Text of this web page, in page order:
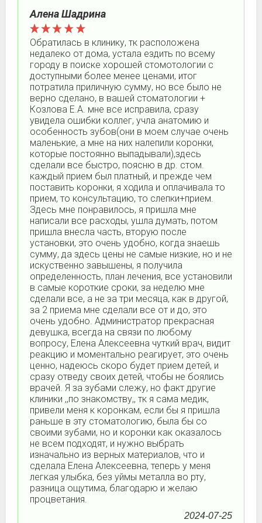
Алена Шадрина
Обратилась в клинику, тк расположена
недалеко от дома, устала ездить по всему
городу в поиске хорошей стомотологии с
доступными более менее ценами, итог
потратила приличную сумму, но все было не
верно сделано, в вашей стоматологии +
Козлова Е.А. мне все исправила, сразу
увидела ошибки коллег, учла анатомию и
особенность зубов(они в моем случае очень
маленькие, а мне на них налепили коронки,
которые постоянно выпадывали),здесь
сделали все быстро, поясню в др. стом.
каждый прием был платный, и прежде чем
поставить коронки, я ходила и оплачивала то
прием, то консультацию, то слепки+прием.
Здесь мне понравилось, я пришла мне
написали все расходы, ушла думать, потом
пришла внесла часть, вторую после
установки, это очень удобно, когда знаешь
сумму, да здесь цены не самые низкие, но и не
искуственно завышены, я получила
определенность, план лечения, все установили
в самые короткие сроки, за неделю мне
сделали все, а не за три месяца, как в другой,
за 2 приема мне сделали все от и до, это
очень удобно. Администратор прекрасная
девушка, всегда на связи по любому
вопросу, Елена Алексеевна чуткий врач, видит
реакцию и моментально реагирует, это очень
ценно, надеюсь скоро будет прием детей, и
сразу отведу своих детей, чтобы не боялись
врачей. Я за зубами слежу, но факт другие
клиники ,,по знакомству,, тк я сама медик,
привели меня к коронкам, если бы я пришла
раньше в эту стоматологию, была бы со
своими зубами, но и коронки как оказалось
не всем подходят, и нужно выбрать
изначально из верных материалов, что и
сделала Елена Алексеевна, теперь у меня
легкая улыбка, без уймы металла во рту,
разница ощутима, благодарю и желаю
процветания.
2024-07-25